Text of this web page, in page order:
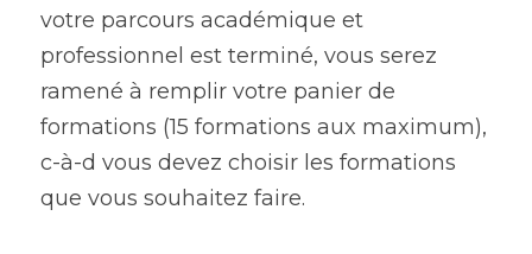
votre parcours académique et
professionnel est terminé, vous serez
ramené à remplir votre panier de
formations (15 formations aux maximum),
c-à-d vous devez choisir les formations
que vous souhaitez faire.